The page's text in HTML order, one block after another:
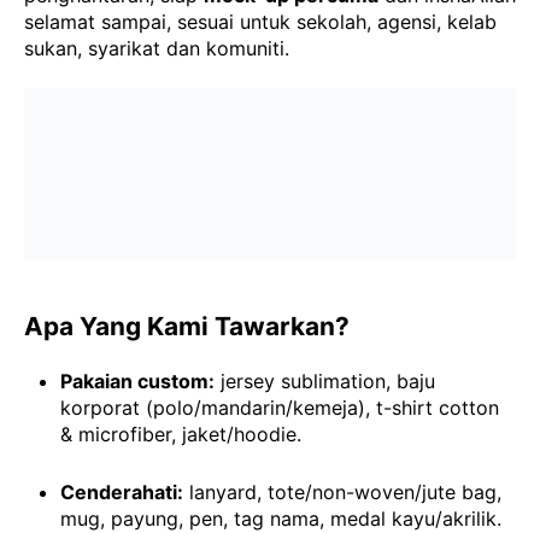
selamat sampai, sesuai untuk sekolah, agensi, kelab
sukan, syarikat dan komuniti.
Apa Yang Kami Tawarkan?
Pakaian custom: jersey sublimation, baju
korporat (polo/mandarin/kemeja), t-shirt cotton
& microfiber, jaket/hoodie.
Cenderahati: lanyard, tote/non-woven/jute bag,
mug, payung, pen, tag nama, medal kayu/akrilik.